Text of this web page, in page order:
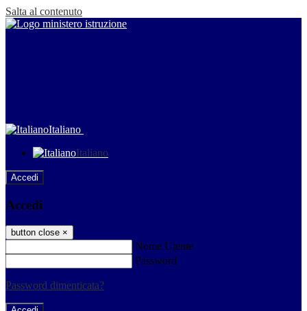
Salta al contenuto
Italiano
Italiano
Accedi
Accedi
button close ×
Nome Utente
Password
Password dimenticata?